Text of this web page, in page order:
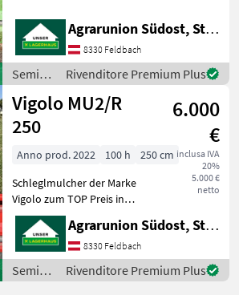
bestückten
Hammerschlegln
Glattwalze zur optimalen
Tiefenführung
hydraulischer
Seitenverschub
Agrarunion Südost, Standort Gniebing
8330 Feldbach
Semina
e cura /
HMF
Rivenditore Premium Plus
Vigolo MU2/R
250
6.000
€
inclusa IVA
20%
5.000 €
netto
Anno prod. 2022 100 h
250 cm
Schleglmulcher der Marke
Vigolo zum TOP Preis in
sehr gutem neuwertigem
Zustand!!! bestückt mit
Hammerschlegl
Nachlaufwalze glatt zur
Tiefenführung,
Agrarunion Südost, Standort Gniebing
8330 Feldbach
Semina
e cura /
Rivenditore Premium Plus